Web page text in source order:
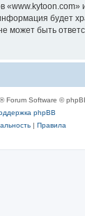
будет
быть
® Forum Software ©
phpBB
| Правила